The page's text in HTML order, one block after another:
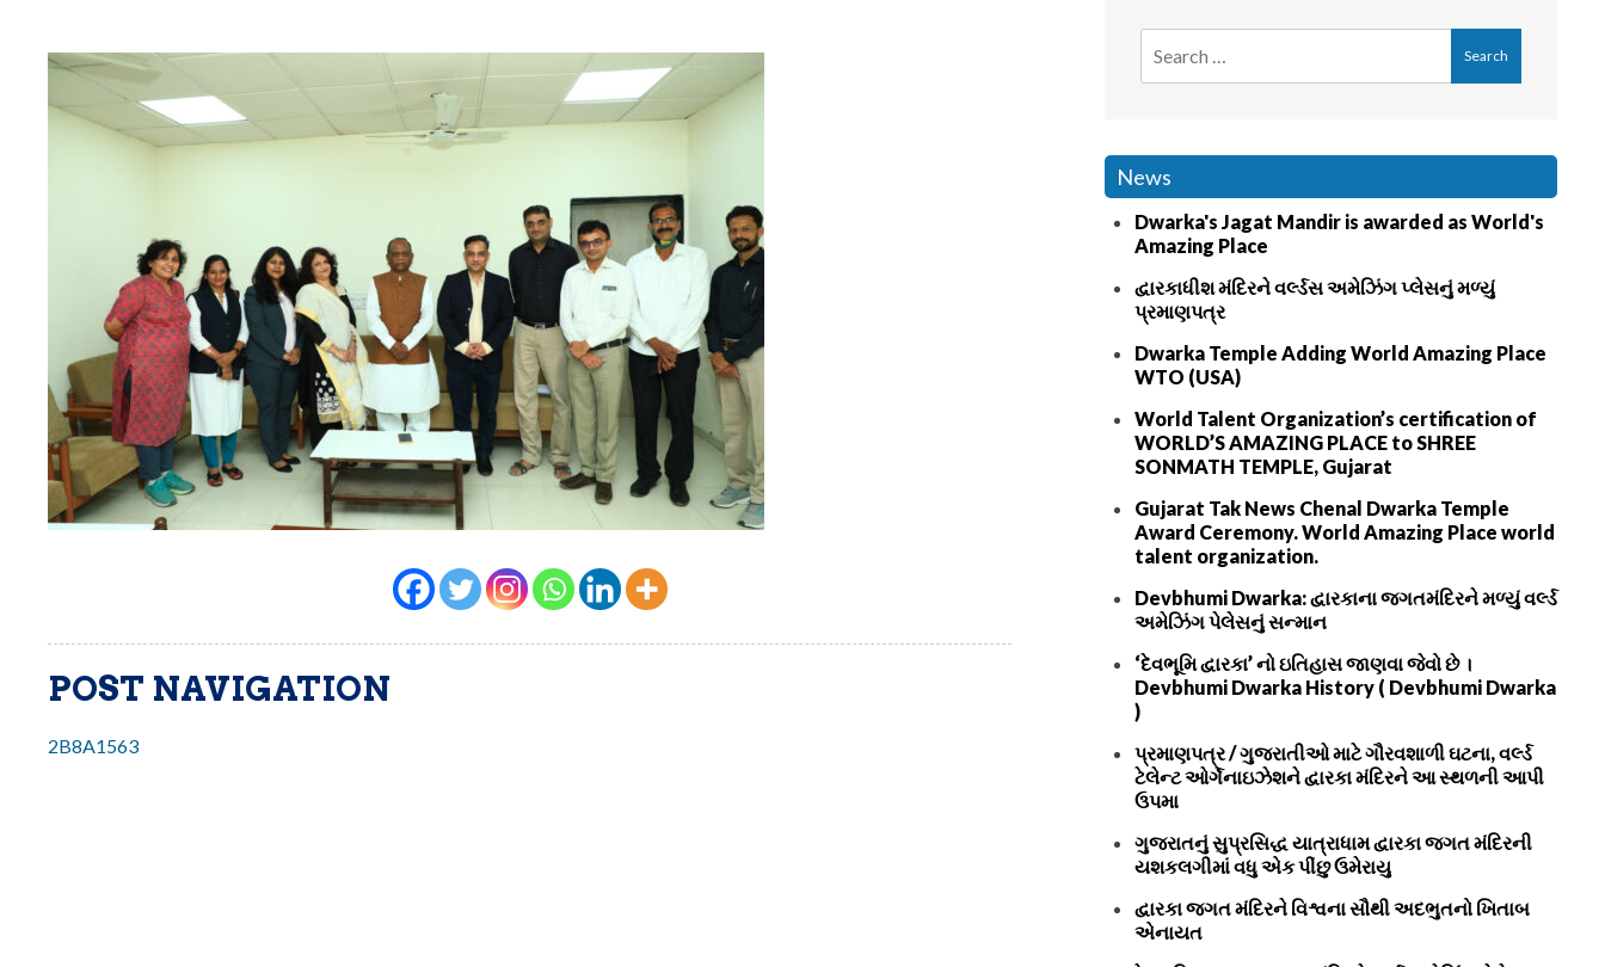
POST NAVIGATION
2B8A1563
News
Dwarka's Jagat Mandir is awarded as World's
Amazing Place
દ્વારકાધીશ મંદિરને વર્લ્ડસ અમેઝિંગ પ્લેસનું મળ્યું
પ્રમાણપત્ર
Dwarka Temple Adding World Amazing Place
WTO (USA)
World Talent Organization’s certification of
WORLD’S AMAZING PLACE to SHREE
SONMATH TEMPLE, Gujarat
Gujarat Tak News Chenal Dwarka Temple
Award Ceremony. World Amazing Place world
talent organization.
Devbhumi Dwarka: દ્વારકાના જગતમંદિરને મળ્યું વર્લ્ડ
અમેઝિંગ પેલેસનું સન્માન
‘દેવભૂમિ દ્વારકા’ નો ઇતિહાસ જાણવા જેવો છે ।
Devbhumi Dwarka History ( Devbhumi Dwarka
)
પ્રમાણપત્ર / ગુજરાતીઓ માટે ગૌરવશાળી ઘટના, વર્લ્ડ
ટેલેન્ટ ઓર્ગેનાઇઝેશને દ્વારકા મંદિરને આ સ્થળની આપી
ઉપમા
ગુજરાતનું સુપ્રસિદ્ધ યાત્રાધામ દ્વારકા જગત મંદિરની
યશકલગીમાં વધુ એક પીંછુ ઉમેરાયુ
દ્વારકા જગત મંદિરને વિશ્વના સૌથી અદભુતનો ખિતાબ
એનાયત